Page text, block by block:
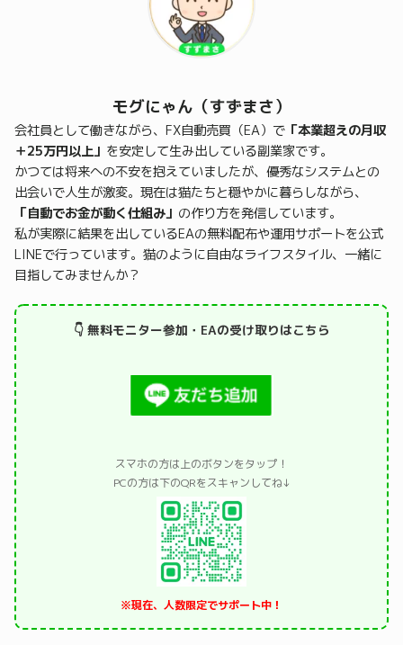
モグにゃん（すずまさ）
会社員として働きながら、FX自動売買（EA）で 「本業超えの月収
＋25万円以上」 を安定して生み出している副業家です。
かつては将来への不安を抱えていましたが、優秀なシステムとの
出会いで人生が激変。現在は猫たちと穏やかに暮らしながら、
「自動でお金が動く仕組み」 の作り方を発信しています。
私が実際に結果を出しているEAの無料配布や運用サポートを公式
LINEで行っています。猫のように自由なライフスタイル、一緒に
目指してみませんか？
👇 無料モニター参加・EAの受け取りはこちら
スマホの方は上のボタンをタップ！
PCの方は下のQRをスキャンしてね↓
※現在、人数限定でサポート中！